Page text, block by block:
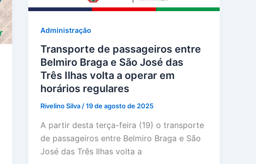
Administração
Transporte de passageiros entre
Belmiro Braga e São José das
Três Ilhas volta a operar em
horários regulares
Rivelino Silva/19 de agosto de 2025
A partir desta terça-feira (19) o transporte
de passageiros entre Belmiro Braga e São
José das Três Ilhas volta a